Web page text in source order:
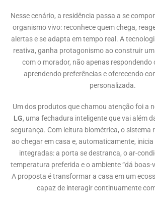
Nesse cenário, a residência passa a se
organismo vivo: reconhece quem chega,
alertas e se adapta em tempo real. A
reativa, ganha protagonismo ao construir
com o morador, não apenas respondendo
aprendendo preferências e oferecendo
personalizada.
Um dos produtos que chamou atenção foi a
LG, uma fechadura inteligente que vai além
segurança. Com leitura biométrica, o sistema
ao chegar em casa e, automaticamente, inicia
integradas: a porta se destranca, o ar-
temperatura preferida e o ambiente “dá boas-
A proposta é transformar a casa em um
capaz de interagir continuamente